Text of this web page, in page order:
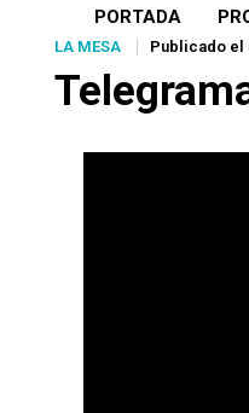
PORTADA
LA MESA Publicado el